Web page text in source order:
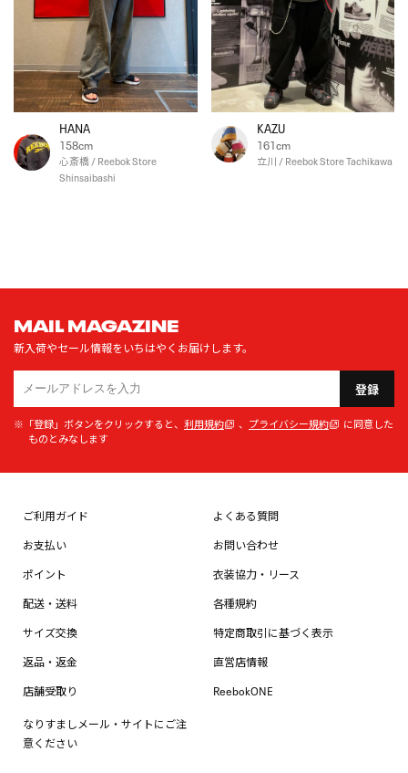
HANA
158cm
心斎橋 / Reebok Store
Shinsaibashi
KAZU
161cm
立川 / Reebok Store Tachikawa
MAIL MAGAZINE
新入荷やセール情報をいちはやくお届けします。
登録
※「登録」ボタンをクリックすると、 利用規約 、 プライバシー規約
に同意した
ものとみなします
ご利用ガイド
お支払い
ポイント
配送・送料
サイズ交換
返品・返金
店舗受取り
なりすましメール・サイトにご注
意ください
よくある質問
お問い合わせ
衣装協力・リース
各種規約
特定商取引に基づく表示
直営店情報
ReebokONE